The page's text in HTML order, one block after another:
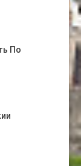
По
фев
фев
мая